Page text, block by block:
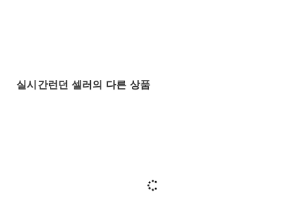
실시간런던 셀러의 다른 상품